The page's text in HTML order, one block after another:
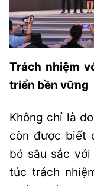
Trách nhiệm
triển bền vững
Không chỉ là
còn được biết
bó sâu sắc
túc trách